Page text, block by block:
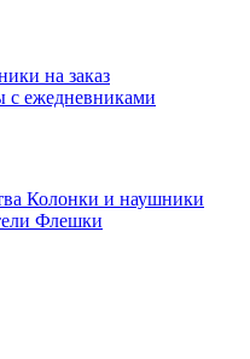
на заказ
с ежедневниками
Колонки и наушники
Флешки